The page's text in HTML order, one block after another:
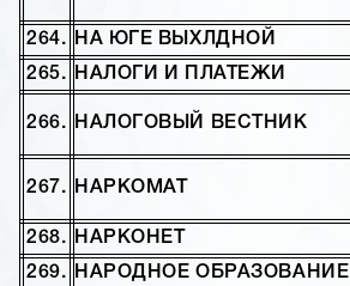
264. НА ЮГЕ ВЫХЛДНОЙ
265. НАЛОГИ И ПЛАТЕЖИ
266. НАЛОГОВЫЙ ВЕСТНИК
267. НАРКОМАТ
268. НАРКОНЕТ
269. НАРОДНОЕ ОБРАЗОВАНИЕ